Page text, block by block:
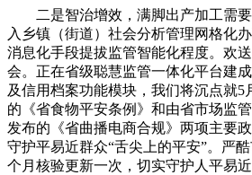
二是智治增效，满脚出产加工需要
入乡镇（街道）社会分析管理网格化
消息化手段提拔监管智能化程度。欢
会。正在省级聪慧监管一体化平台建
及信用档案功能模块，我们将沉点就5
的《省食物平安条例》和由省市场监
发布的《省曲播电商合规》两项主要
守护平易近群众“舌尖上的平安”。严
个月核验更新一次，切实守护人平易近